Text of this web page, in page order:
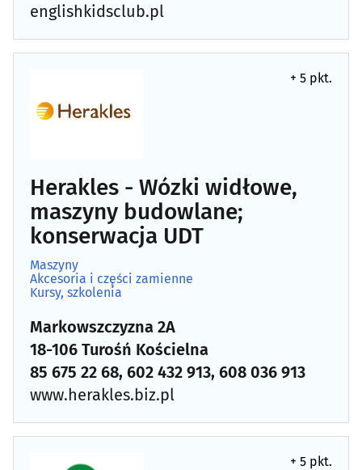
englishkidsclub.pl
+ 5 pkt.
Herakles - Wózki widłowe,
maszyny budowlane;
konserwacja UDT
Maszyny
Akcesoria i części zamienne
Kursy, szkolenia
Markowszczyzna 2A
18-106 Turośń Kościelna
85 675 22 68, 602 432 913, 608 036 913
www.herakles.biz.pl
+ 5 pkt.